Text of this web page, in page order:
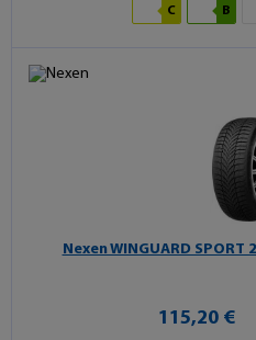
C B
Nexen WINGUARD SPORT 2
115,20 €